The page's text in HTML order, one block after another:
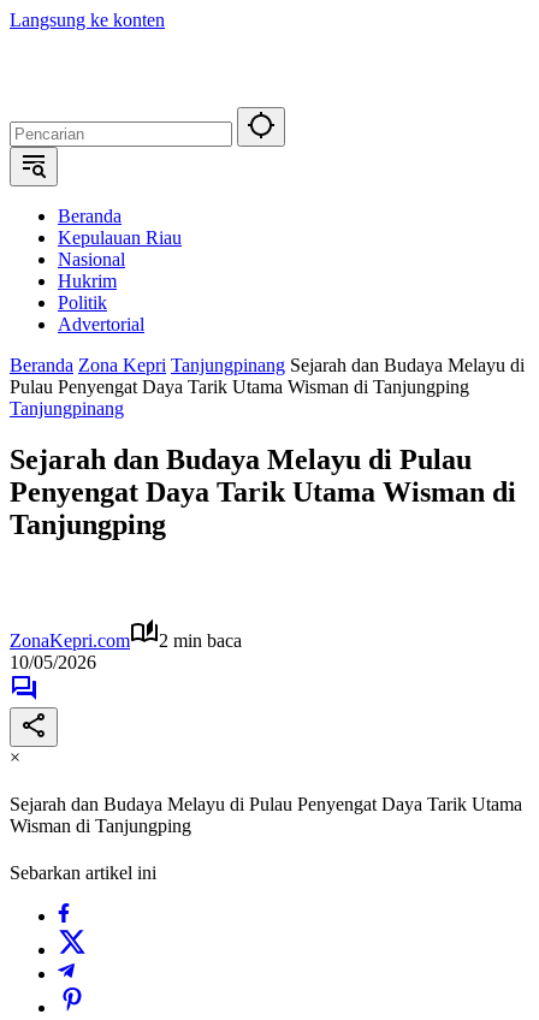
Langsung ke konten
Beranda
Kepulauan Riau
Nasional
Hukrim
Politik
Advertorial
Beranda Zona Kepri Tanjungpinang Sejarah dan Budaya Melayu di
Pulau Penyengat Daya Tarik Utama Wisman di Tanjungping
Tanjungpinang
Sejarah dan Budaya Melayu di Pulau
Penyengat Daya Tarik Utama Wisman di
Tanjungping
ZonaKepri.com
2 min baca
10/05/2026
×
Sejarah dan Budaya Melayu di Pulau Penyengat Daya Tarik Utama
Wisman di Tanjungping
Sebarkan artikel ini